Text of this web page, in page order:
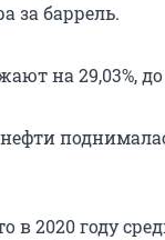
за баррель.
на 29,03%, до
2020 году